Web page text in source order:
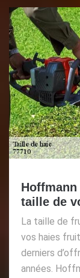
taille de
La taille de
vos haies
derniers
années.